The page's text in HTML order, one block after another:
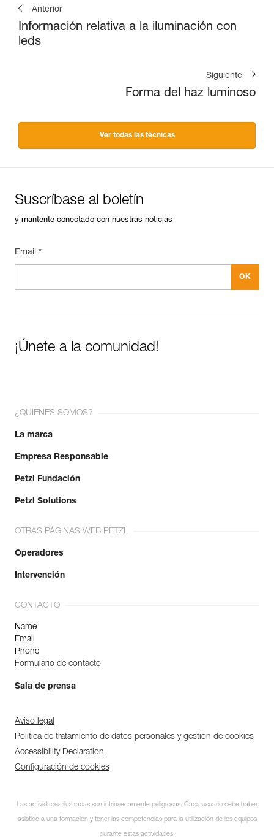
Anterior
Información relativa a la iluminación con
leds
Siguiente
Forma del haz luminoso
Ver todas las técnicas
Suscríbase al boletín
y mantente conectado con nuestras noticias
Email *
¡Únete a la comunidad!
¿QUIÉNES SOMOS?
La marca
Empresa Responsable
Petzl Fundación
Petzl Solutions
OTRAS PÁGINAS WEB PETZL
Operadores
Intervención
CONTACTO
Name
Email
Phone
Formulario de contacto
Sala de prensa
Aviso legal
Política de tratamiento de datos personales y gestión de cookies
Accessibility Declaration
Configuración de cookies
Las actividades ilustradas son intrínsecamente peligrosas. Cada usuario debe haber
asistido a una formación y tener las competencias para la utilización de los equipos
durante estas actividades.